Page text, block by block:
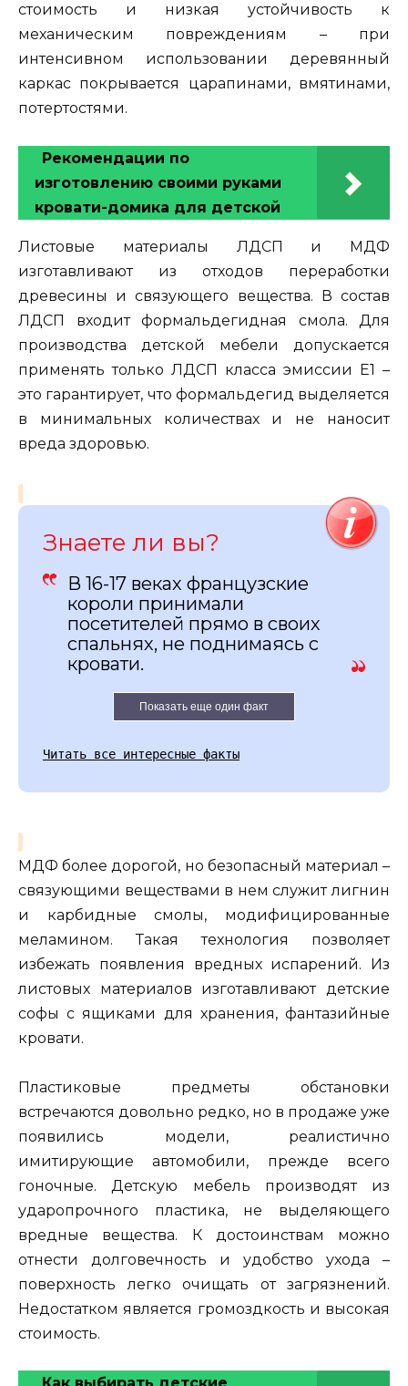
стоимость и низкая устойчивость к
механическим повреждениям – при
интенсивном использовании деревянный
каркас покрывается царапинами, вмятинами,
потертостями.
Рекомендации по
изготовлению своими руками
кровати-домика для детской
Листовые материалы ЛДСП и МДФ
изготавливают из отходов переработки
древесины и связующего вещества. В состав
ЛДСП входит формальдегидная смола. Для
производства детской мебели допускается
применять только ЛДСП класса эмиссии Е1 –
это гарантирует, что формальдегид выделяется
в минимальных количествах и не наносит
вреда здоровью.
Знаете ли вы?
В 16-17 веках французские
короли принимали
посетителей прямо в своих
спальнях, не поднимаясь с
кровати.
Показать еще один факт
Читать все интересные факты
МДФ более дорогой, но безопасный материал –
связующими веществами в нем служит лигнин
и карбидные смолы, модифицированные
меламином. Такая технология позволяет
избежать появления вредных испарений. Из
листовых материалов изготавливают детские
софы с ящиками для хранения, фантазийные
кровати.
Пластиковые предметы обстановки
встречаются довольно редко, но в продаже уже
появились модели, реалистично
имитирующие автомобили, прежде всего
гоночные. Детскую мебель производят из
ударопрочного пластика, не выделяющего
вредные вещества. К достоинствам можно
отнести долговечность и удобство ухода –
поверхность легко очищать от загрязнений.
Недостатком является громоздкость и высокая
стоимость.